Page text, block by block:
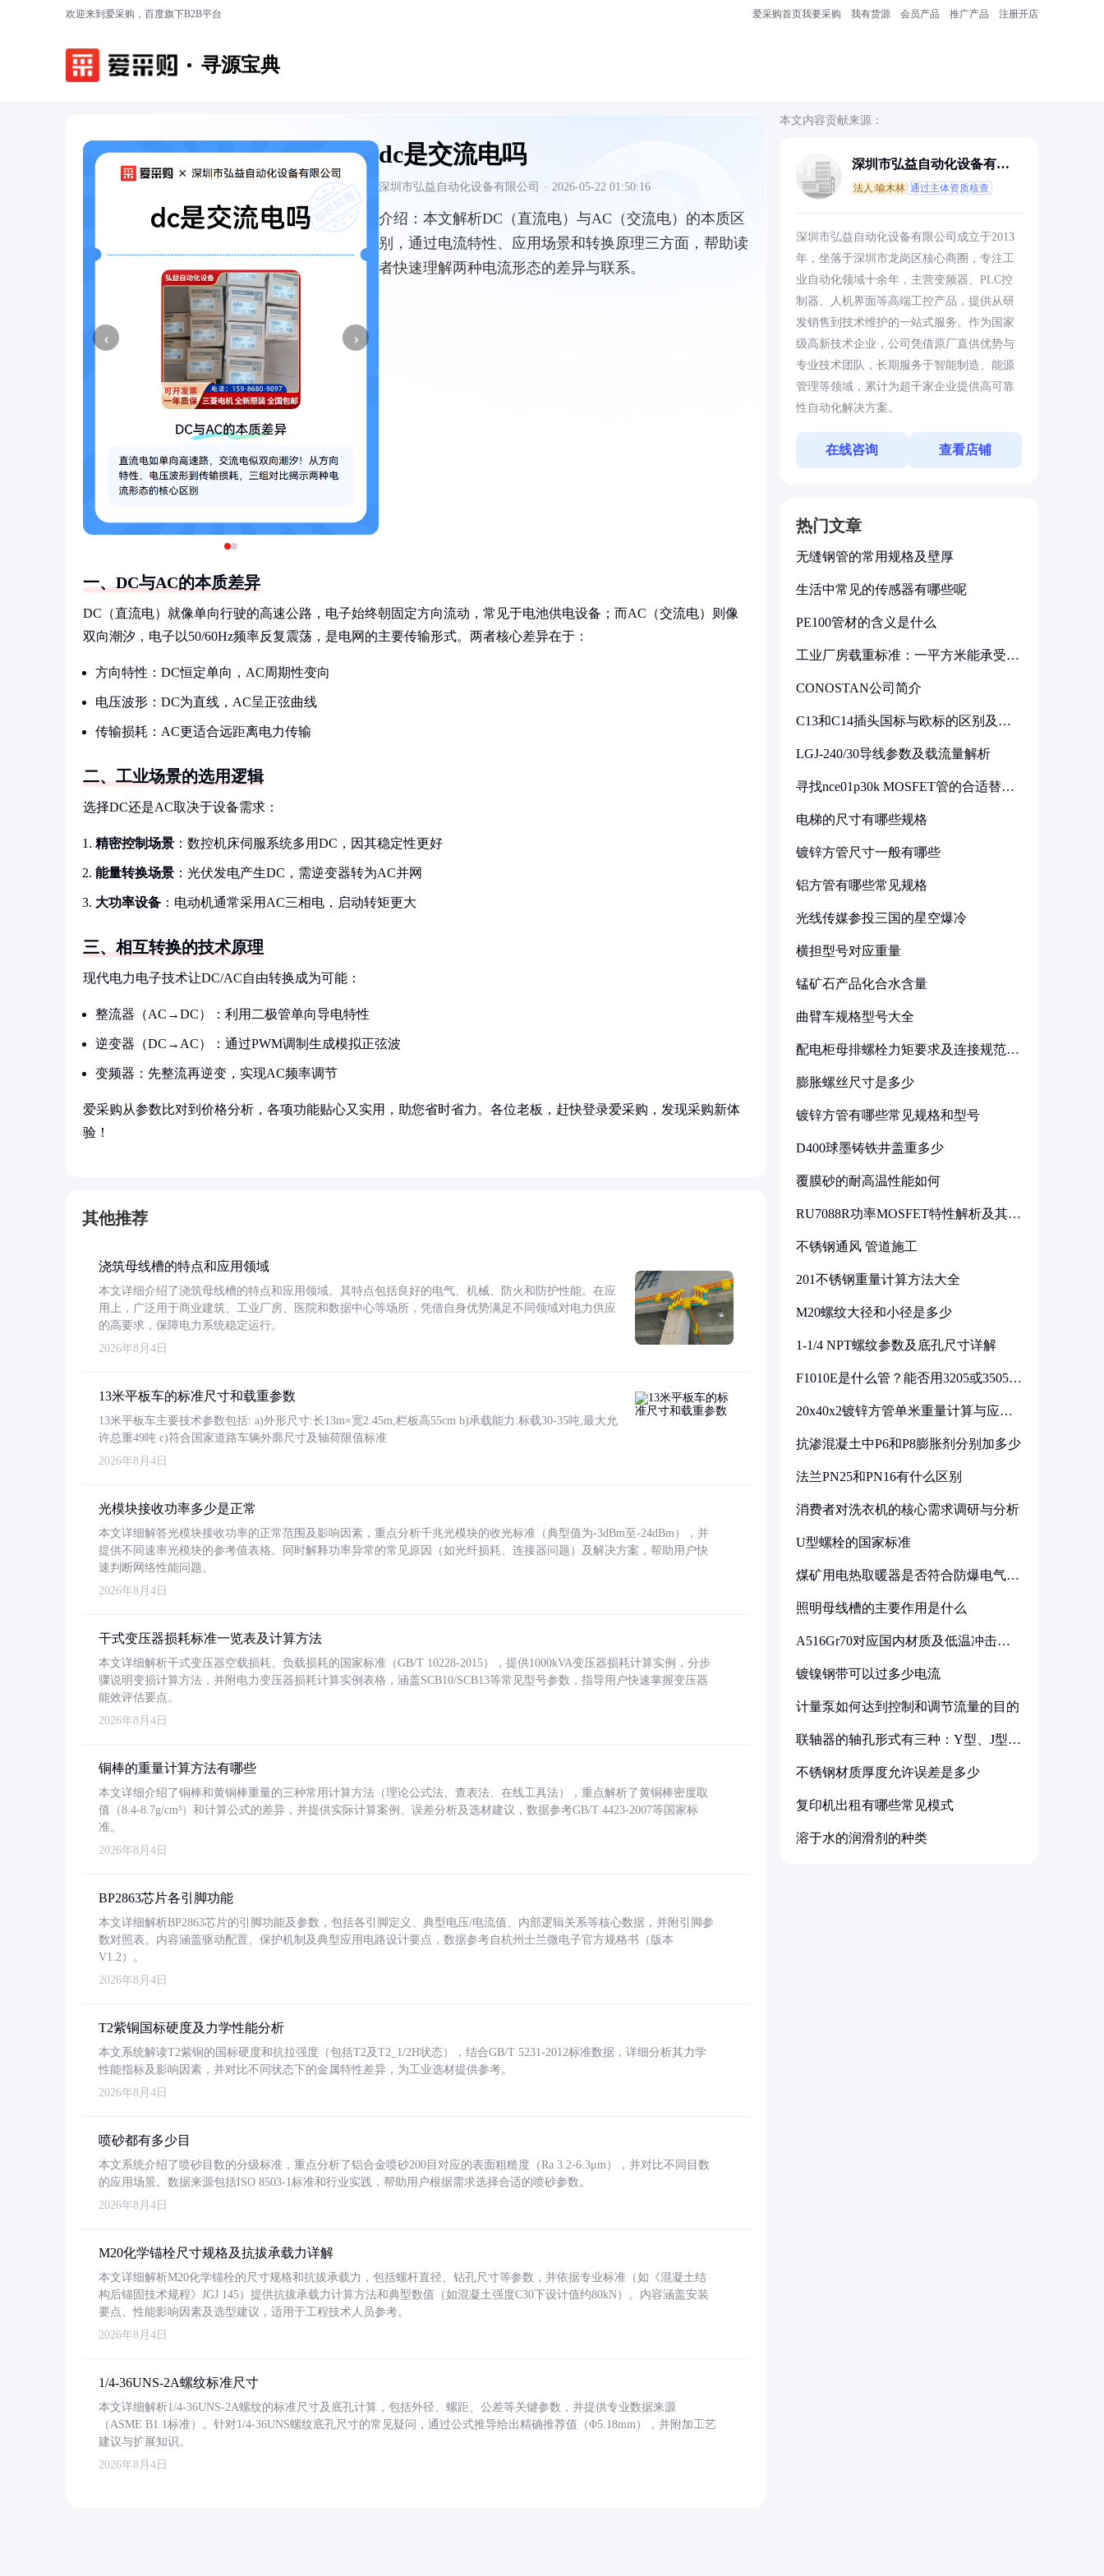
欢迎来到爱采购，百度旗下B2B平台 爱采购首页我要采购 我有货源 会员产品 推广产品 注册开店
寻源宝典
‹ ›
dc是交流电吗
深圳市弘益自动化设备有限公司 · 2026-05-22 01:50:16
介绍： 本文解析DC（直流电）与AC（交流电）的本质区
别，通过电流特性、应用场景和转换原理三方面，帮助读
者快速理解两种电流形态的差异与联系。
一、DC与AC的本质差异
DC（直流电）就像单向行驶的高速公路，电子始终朝固定方向流动，常见于电池供电设备；而AC（交流电）则像
双向潮汐，电子以50/60Hz频率反复震荡，是电网的主要传输形式。两者核心差异在于：
方向特性：DC恒定单向，AC周期性变向
电压波形：DC为直线，AC呈正弦曲线
传输损耗：AC更适合远距离电力传输
二、工业场景的选用逻辑
选择DC还是AC取决于设备需求：
精密控制场景 ：数控机床伺服系统多用DC，因其稳定性更好
能量转换场景 ：光伏发电产生DC，需逆变器转为AC并网
大功率设备 ：电动机通常采用AC三相电，启动转矩更大
三、相互转换的技术原理
现代电力电子技术让DC/AC自由转换成为可能：
整流器（AC→DC）：利用二极管单向导电特性
逆变器（DC→AC）：通过PWM调制生成模拟正弦波
变频器：先整流再逆变，实现AC频率调节
爱采购从参数比对到价格分析，各项功能贴心又实用，助您省时省力。各位老板，赶快登录爱采购，发现采购新体
验！
其他推荐
浇筑母线槽的特点和应用领域
本文详细介绍了浇筑母线槽的特点和应用领域。其特点包括良好的电气、机械、防火和防护性能。在应
用上，广泛用于商业建筑、工业厂房、医院和数据中心等场所，凭借自身优势满足不同领域对电力供应
的高要求，保障电力系统稳定运行。
2026年8月4日
13米平板车的标准尺寸和载重参数
13米平板车主要技术参数包括: a)外形尺寸:长13m×宽2.45m,栏板高55cm b)承载能力:标载30-35吨,最大允
许总重49吨 c)符合国家道路车辆外廓尺寸及轴荷限值标准
2026年8月4日
光模块接收功率多少是正常
本文详细解答光模块接收功率的正常范围及影响因素，重点分析千兆光模块的收光标准（典型值为-3dBm至-24dBm），并
提供不同速率光模块的参考值表格。同时解释功率异常的常见原因（如光纤损耗、连接器问题）及解决方案，帮助用户快
速判断网络性能问题。
2026年8月4日
干式变压器损耗标准一览表及计算方法
本文详细解析干式变压器空载损耗、负载损耗的国家标准（GB/T 10228-2015），提供1000kVA变压器损耗计算实例，分步
骤说明变损计算方法，并附电力变压器损耗计算实例表格，涵盖SCB10/SCB13等常见型号参数，指导用户快速掌握变压器
能效评估要点。
2026年8月4日
铜棒的重量计算方法有哪些
本文详细介绍了铜棒和黄铜棒重量的三种常用计算方法（理论公式法、查表法、在线工具法），重点解析了黄铜棒密度取
值（8.4-8.7g/cm³）和计算公式的差异，并提供实际计算案例、误差分析及选材建议，数据参考GB/T 4423-2007等国家标
准。
2026年8月4日
BP2863芯片各引脚功能
本文详细解析BP2863芯片的引脚功能及参数，包括各引脚定义、典型电压/电流值、内部逻辑关系等核心数据，并附引脚参
数对照表。内容涵盖驱动配置、保护机制及典型应用电路设计要点，数据参考自杭州士兰微电子官方规格书（版本
V1.2）。
2026年8月4日
T2紫铜国标硬度及力学性能分析
本文系统解读T2紫铜的国标硬度和抗拉强度（包括T2及T2_1/2H状态），结合GB/T 5231-2012标准数据，详细分析其力学
性能指标及影响因素，并对比不同状态下的金属特性差异，为工业选材提供参考。
2026年8月4日
喷砂都有多少目
本文系统介绍了喷砂目数的分级标准，重点分析了铝合金喷砂200目对应的表面粗糙度（Ra 3.2-6.3μm），并对比不同目数
的应用场景。数据来源包括ISO 8503-1标准和行业实践，帮助用户根据需求选择合适的喷砂参数。
2026年8月4日
M20化学锚栓尺寸规格及抗拔承载力详解
本文详细解析M20化学锚栓的尺寸规格和抗拔承载力，包括螺杆直径、钻孔尺寸等参数，并依据专业标准（如《混凝土结
构后锚固技术规程》JGJ 145）提供抗拔承载力计算方法和典型数值（如混凝土强度C30下设计值约80kN）。内容涵盖安装
要点、性能影响因素及选型建议，适用于工程技术人员参考。
2026年8月4日
1/4-36UNS-2A螺纹标准尺寸
本文详细解析1/4-36UNS-2A螺纹的标准尺寸及底孔计算，包括外径、螺距、公差等关键参数，并提供专业数据来源
（ASME B1.1标准）。针对1/4-36UNS螺纹底孔尺寸的常见疑问，通过公式推导给出精确推荐值（Φ5.18mm），并附加工艺
建议与扩展知识。
2026年8月4日
本文内容贡献来源：
深圳市弘益自动化设备有限
法人:喻木林 通过主体资质核查
深圳市弘益自动化设备有限公司成立于2013
年，坐落于深圳市龙岗区核心商圈，专注工
业自动化领域十余年，主营变频器、PLC控
制器、人机界面等高端工控产品，提供从研
发销售到技术维护的一站式服务。作为国家
级高新技术企业，公司凭借原厂直供优势与
专业技术团队，长期服务于智能制造、能源
管理等领域，累计为超千家企业提供高可靠
性自动化解决方案。
在线咨询 查看店铺
热门文章
无缝钢管的常用规格及壁厚
生活中常见的传感器有哪些呢
PE100管材的含义是什么
工业厂房载重标准：一平方米能承受多
CONOSTAN公司简介
C13和C14插头国标与欧标的区别及其
LGJ-240/30导线参数及载流量解析
寻找nce01p30k MOSFET管的合适替代
电梯的尺寸有哪些规格
镀锌方管尺寸一般有哪些
铝方管有哪些常见规格
光线传媒参投三国的星空爆冷
横担型号对应重量
锰矿石产品化合水含量
曲臂车规格型号大全
配电柜母排螺栓力矩要求及连接规范详
膨胀螺丝尺寸是多少
镀锌方管有哪些常见规格和型号
D400球墨铸铁井盖重多少
覆膜砂的耐高温性能如何
RU7088R功率MOSFET特性解析及其在
不锈钢通风 管道施工
201不锈钢重量计算方法大全
M20螺纹大径和小径是多少
1-1/4 NPT螺纹参数及底孔尺寸详解
F1010E是什么管？能否用3205或3505代
20x40x2镀锌方管单米重量计算与应用
抗渗混凝土中P6和P8膨胀剂分别加多少
法兰PN25和PN16有什么区别
消费者对洗衣机的核心需求调研与分析
U型螺栓的国家标准
煤矿用电热取暖器是否符合防爆电气设
照明母线槽的主要作用是什么
A516Gr70对应国内材质及低温冲击要
镀镍钢带可以过多少电流
计量泵如何达到控制和调节流量的目的
联轴器的轴孔形式有三种：Y型、J型、
不锈钢材质厚度允许误差是多少
复印机出租有哪些常见模式
溶于水的润滑剂的种类